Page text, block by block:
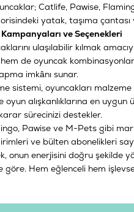
Catlife, Pawise,
yatak, taşıma
ve Seçenekleri
ulaşılabilir kılmak
de oyuncak
imkânı sunar.
sistemi, oyuncakları
alışkanlıklarına en
sürecinizi destekler.
, Pawiseve M-Petsgibi
ve bülten abonelikleri
onun enerjisini doğru şekilde
Hem eğlenceli hem